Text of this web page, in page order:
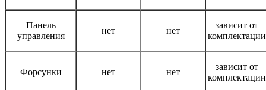
Панель
управления
нет нет
зависит от
комплектации
Форсунки нет нет
зависит от
комплектации